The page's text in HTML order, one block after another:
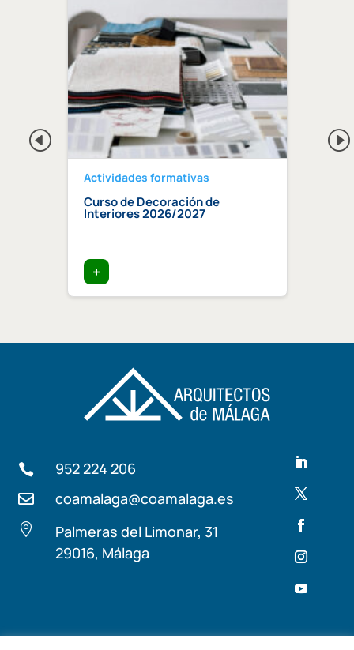
Actividades formativas
Curso de Decoración de
Interiores 2026/2027
+
 952 224 206
 coamalaga@coamalaga.es

Palmeras del Limonar, 31
29016, Málaga
Términos y condiciones